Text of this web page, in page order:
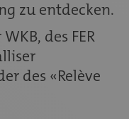
zu entdecken.
des FER
des «Relève